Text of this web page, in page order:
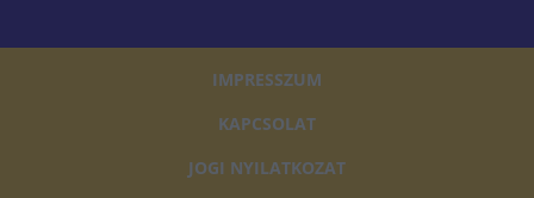
IMPRESSZUM
KAPCSOLAT
JOGI NYILATKOZAT